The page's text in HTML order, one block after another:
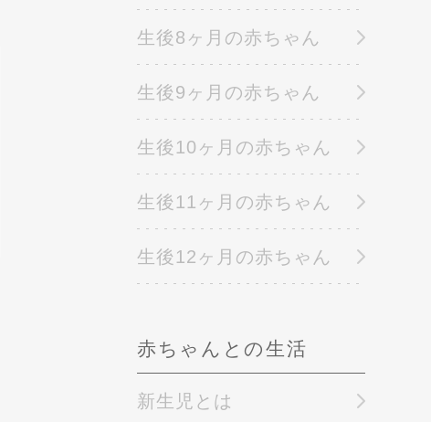
生後8ヶ月の赤ちゃん
生後9ヶ月の赤ちゃん
生後10ヶ月の赤ちゃん
生後11ヶ月の赤ちゃん
生後12ヶ月の赤ちゃん
赤ちゃんとの生活
新生児とは